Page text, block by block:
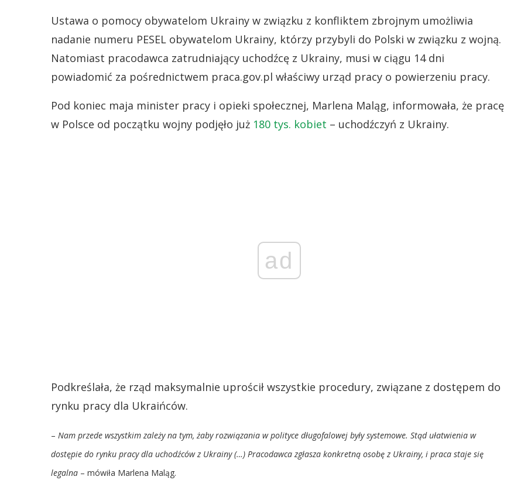
Ustawa o pomocy obywatelom Ukrainy w związku z konfliktem zbrojnym umożliwia
nadanie numeru PESEL obywatelom Ukrainy, którzy przybyli do Polski w związku z wojną.
Natomiast pracodawca zatrudniający uchodźcę z Ukrainy, musi w ciągu 14 dni
powiadomić za pośrednictwem praca.gov.pl właściwy urząd pracy o powierzeniu pracy.
Pod koniec maja minister pracy i opieki społecznej, Marlena Maląg, informowała, że pracę
w Polsce od początku wojny podjęło już 180 tys. kobiet – uchodźczyń z Ukrainy.
ad
Podkreślała, że rząd maksymalnie uprościł wszystkie procedury, związane z dostępem do
rynku pracy dla Ukraińców.
– Nam przede wszystkim zależy na tym, żaby rozwiązania w polityce długofalowej były systemowe. Stąd ułatwienia w
dostępie do rynku pracy dla uchodźców z Ukrainy (…) Pracodawca zgłasza konkretną osobę z Ukrainy, i praca staje się
legalna – mówiła Marlena Maląg.